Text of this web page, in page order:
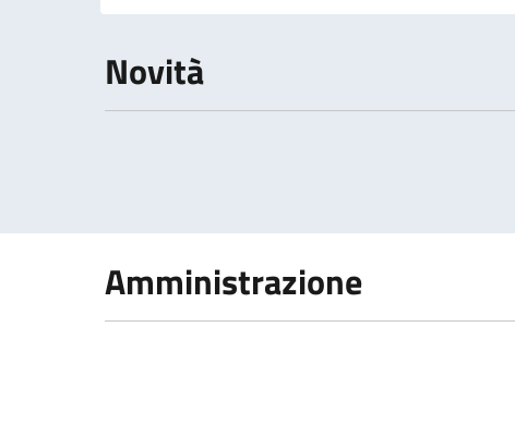
Novità
Amministrazione